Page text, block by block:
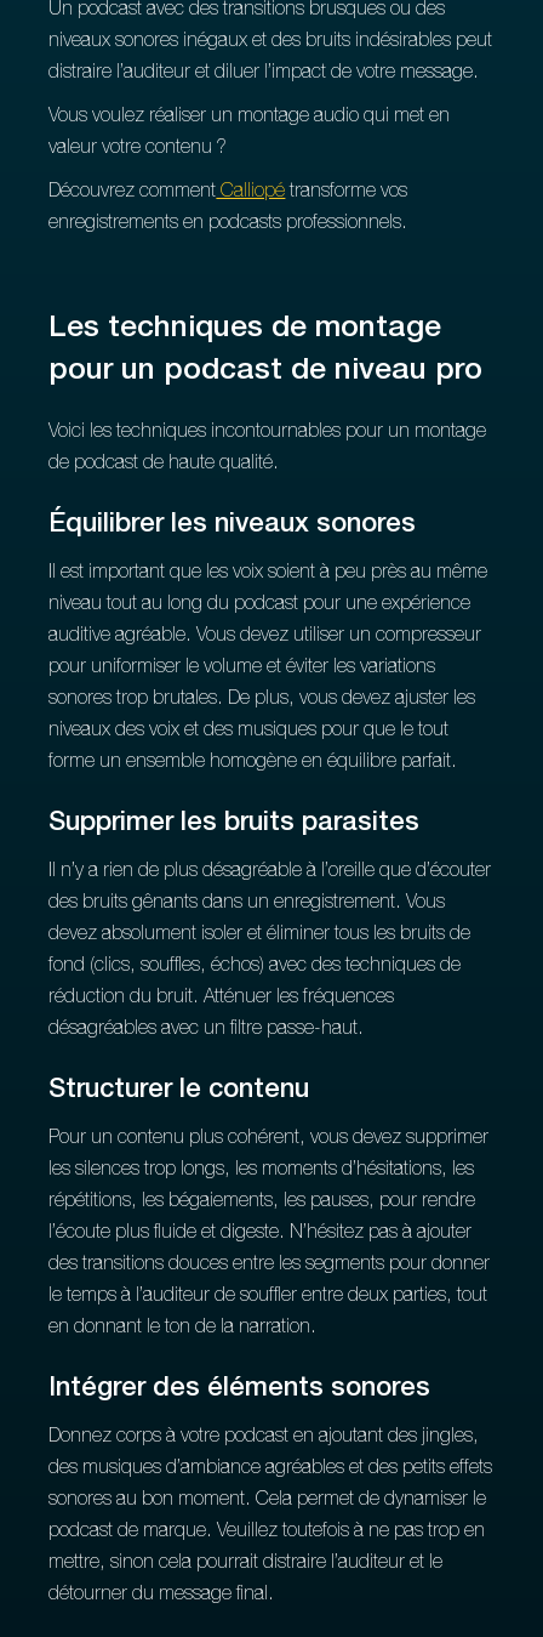
Un podcast avec des transitions brusques ou des
niveaux sonores inégaux et des bruits indésirables peut
distraire l’auditeur et diluer l’impact de votre message.
Vous voulez réaliser un montage audio qui met en
valeur votre contenu ?
Découvrez comment Calliopétransforme vos
enregistrements en podcasts professionnels.
Les techniques de montage
pour un podcast de niveau pro
Voici les techniques incontournables pour un montage
de podcast de haute qualité.
Équilibrer les niveaux sonores
Il est important que les voix soient à peu près au même
niveau tout au long du podcast pour une expérience
auditive agréable. Vous devez utiliser un compresseur
pour uniformiser le volume et éviter les variations
sonores trop brutales. De plus, vous devez ajuster les
niveaux des voix et des musiques pour que le tout
forme un ensemble homogène en équilibre parfait.
Supprimer les bruits parasites
Il n’y a rien de plus désagréable à l’oreille que d’écouter
des bruits gênants dans un enregistrement. Vous
devez absolument isoler et éliminer tous les bruits de
fond (clics, souffles, échos) avec des techniques de
réduction du bruit. Atténuer les fréquences
désagréables avec un filtre passe-haut.
Structurer le contenu
Pour un contenu plus cohérent, vous devez supprimer
les silences trop longs, les moments d’hésitations, les
répétitions, les bégaiements, les pauses, pour rendre
l’écoute plus fluide et digeste. N’hésitez pas à ajouter
des transitions douces entre les segments pour donner
le temps à l’auditeur de souffler entre deux parties, tout
en donnant le ton de la narration.
Intégrer des éléments sonores
Donnez corps à votre podcast en ajoutant des jingles,
des musiques d’ambiance agréables et des petits effets
sonores au bon moment. Cela permet de dynamiser le
podcast de marque. Veuillez toutefois à ne pas trop en
mettre, sinon cela pourrait distraire l’auditeur et le
détourner du message final.